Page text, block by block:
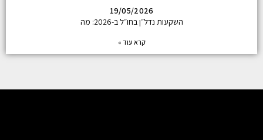
19/05/2026
השקעות נדל״ן בחו״ל ב-2026: מה
קרא עוד »